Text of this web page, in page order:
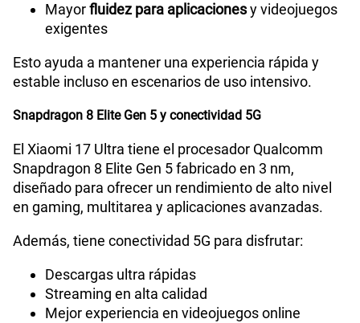
Mayorfluidez para aplicacionesy videojuegos
exigentes
Esto ayuda a mantener una experiencia rápida y
estable incluso en escenarios de uso intensivo.
Snapdragon 8 Elite Gen 5 y conectividad 5G
El Xiaomi 17 Ultra tiene el procesador Qualcomm
Snapdragon 8 Elite Gen 5 fabricado en 3 nm,
diseñado para ofrecer un rendimiento de alto nivel
en gaming, multitarea y aplicaciones avanzadas.
Además, tiene conectividad 5G para disfrutar:
Descargas ultra rápidas
Streaming en alta calidad
Mejor experiencia en videojuegos online